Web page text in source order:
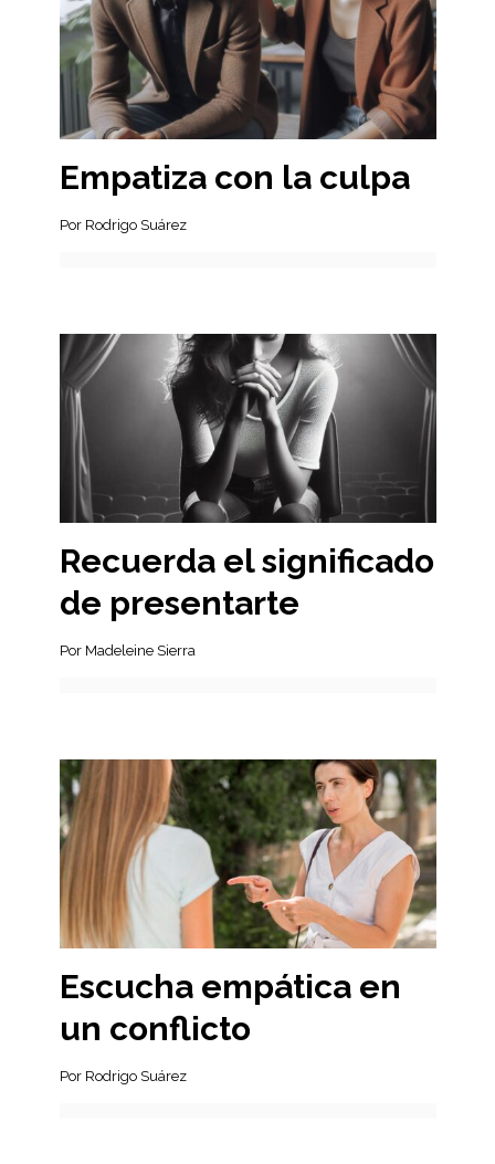
Empatiza con la culpa
Por Rodrigo Suárez
Recuerda el significado
de presentarte
Por Madeleine Sierra
Escucha empática en
un conflicto
Por Rodrigo Suárez